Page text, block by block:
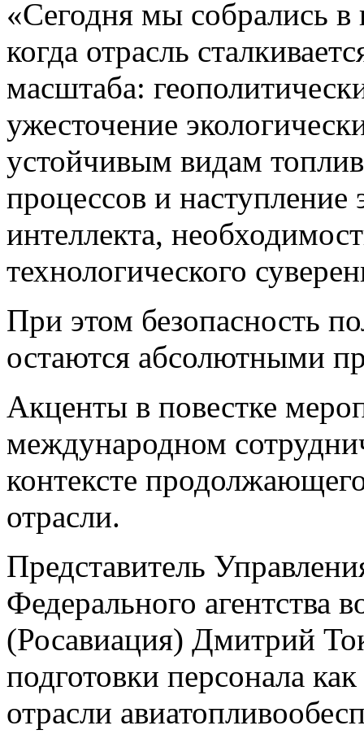
«Сегодня мы собрались
когда отрасль
масштаба:
ужесточение
устойчивым видам
процессов и наступление
интеллекта,
технологического
При этом безопасность
остаются абсолютными
Акценты в повестке
международном
контексте
отрасли.
Представитель
Федерального агентства
(Росавиация) Дмитрий
подготовки персонала
отрасли